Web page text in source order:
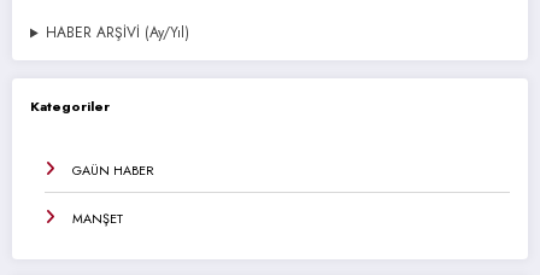
HABER ARŞİVİ (Ay/Yıl)
Kategoriler
GAÜN HABER
MANŞET